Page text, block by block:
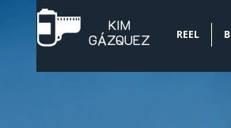
KIM
​GÁZQUEZ
REEL